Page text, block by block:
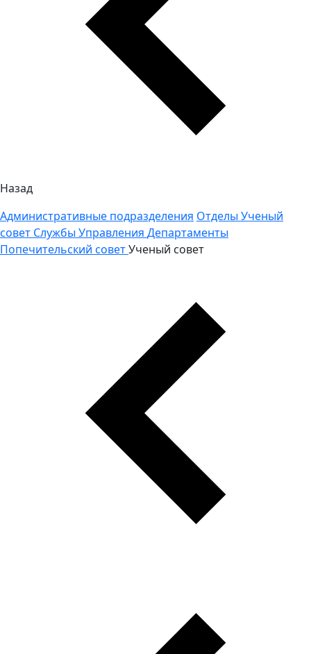
Назад
Административные подразделения Отделы Ученый
совет Службы Управления Департаменты
Попечительский советУченый совет